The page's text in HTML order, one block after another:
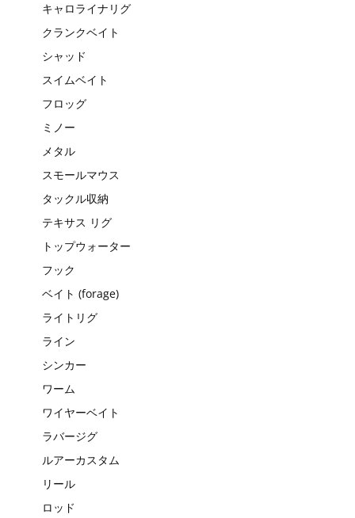
キャロライナリグ
クランクベイト
シャッド
スイムベイト
フロッグ
ミノー
メタル
スモールマウス
タックル収納
テキサス リグ
トップウォーター
フック
ベイト (forage)
ライトリグ
ライン
シンカー
ワーム
ワイヤーベイト
ラバージグ
ルアーカスタム
リール
ロッド